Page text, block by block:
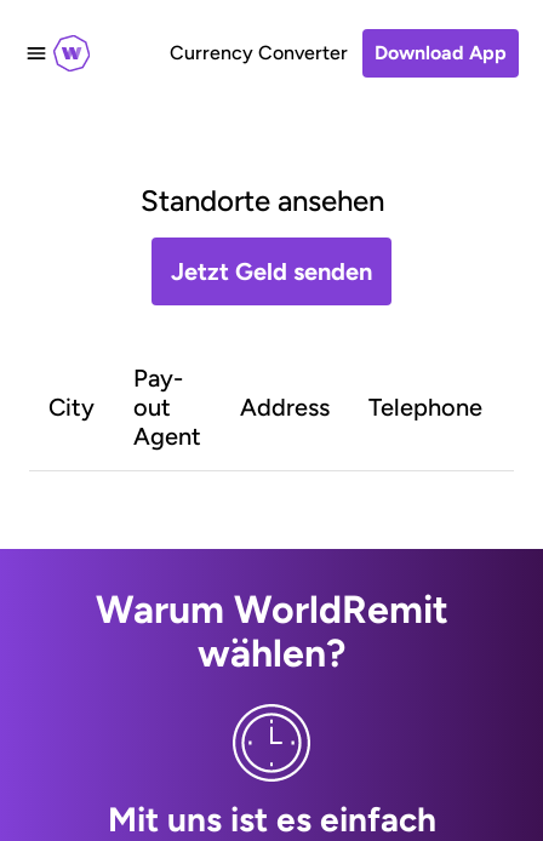
Currency Converter Download App
Standorte ansehen
Jetzt Geld senden
City
Pay-
out
Agent
Address Telephone
Warum WorldRemit
wählen?
Mit uns ist es einfach